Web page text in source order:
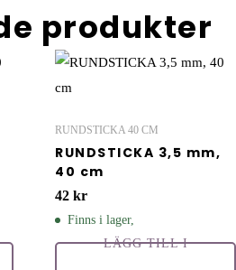
produkter
RUNDSTICKA 40 CM
RUNDSTICKA 3,5 mm,
40 cm
42 kr
Finns i lager,
LÄGG TILL I